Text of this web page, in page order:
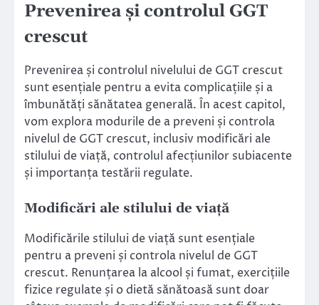
Prevenirea și controlul GGT
crescut
Prevenirea și controlul nivelului de GGT crescut
sunt esențiale pentru a evita complicațiile și a
îmbunătăți sănătatea generală. În acest capitol,
vom explora modurile de a preveni și controla
nivelul de GGT crescut, inclusiv modificări ale
stilului de viață, controlul afecțiunilor subiacente
și importanța testării regulate.
Modificări ale stilului de viață
Modificările stilului de viață sunt esențiale
pentru a preveni și controla nivelul de GGT
crescut. Renunțarea la alcool și fumat, exercițiile
fizice regulate și o dietă sănătoasă sunt doar